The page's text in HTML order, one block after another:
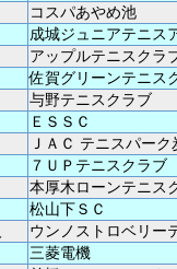
コスパあやめ池
成城ジュニアテニス
アップルテニスクラ
佐賀グリーンテニス
与野テニスクラブ
ＥＳＳＣ
ＪＡＣ テニスパーク
７ＵＰテニスクラブ
本厚木ローンテニス
松山下ＳＣ
ウンノストロベリー
三菱電機